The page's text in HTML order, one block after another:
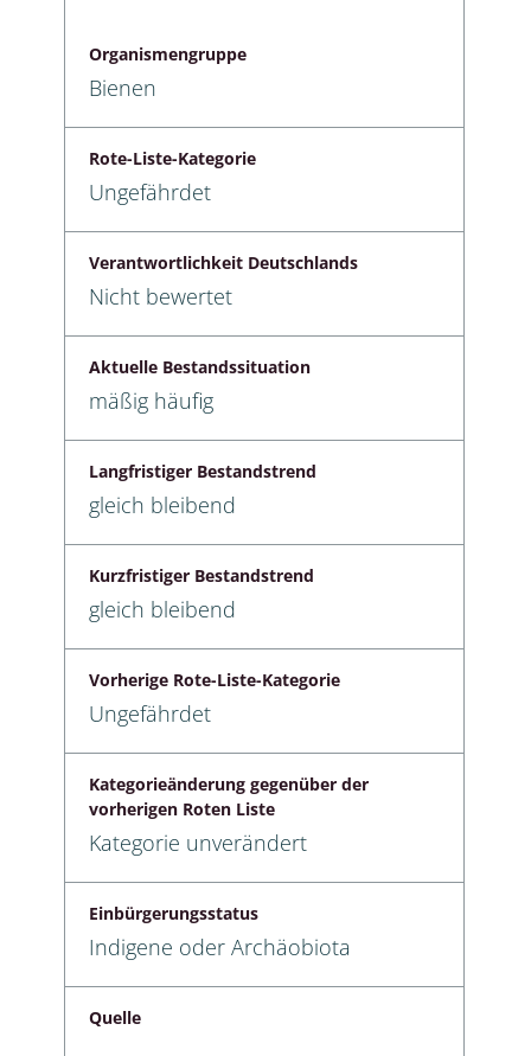
Organismengruppe
Bienen
Rote-Liste-Kategorie
Ungefährdet
Verantwortlichkeit Deutschlands
Nicht bewertet
Aktuelle Bestandssituation
mäßig häufig
Langfristiger Bestandstrend
gleich bleibend
Kurzfristiger Bestandstrend
gleich bleibend
Vorherige Rote-Liste-Kategorie
Ungefährdet
Kategorieänderung gegenüber der
vorherigen Roten Liste
Kategorie unverändert
Einbürgerungsstatus
Indigene oder Archäobiota
Quelle